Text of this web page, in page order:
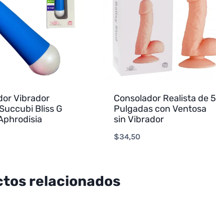
Vibrador
Bliss G
Consolador Realista de 5
Pulgadas con Ventosa
sin Vibrador
$34,50
relacionados